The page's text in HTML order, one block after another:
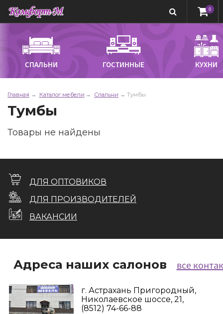
0
СПАЛЬНИ ГОСТИННЫЕ КУХНИ
Главная Каталог мебели Спальни Тумбы
Тумбы
Товары не найдены
ДЛЯ ОПТОВИКОВ
ДЛЯ ПРОИЗВОДИТЕЛЕЙ
ВАКАНСИИ
Адреса наших салонов все
г. Астрахань Пригородный,
Николаевское шоссе, 21,
(8512) 74-66-88